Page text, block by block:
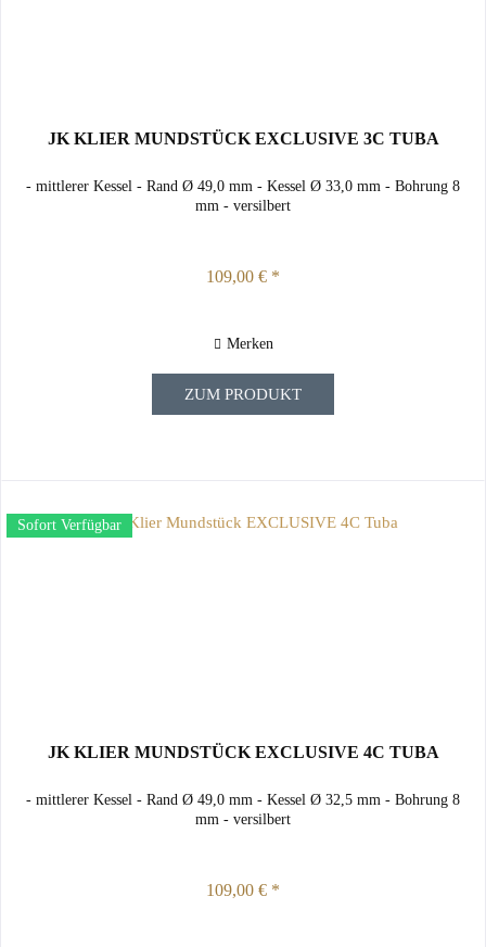
JK KLIER MUNDSTÜCK EXCLUSIVE 3C TUBA
- mittlerer Kessel - Rand Ø 49,0 mm - Kessel Ø 33,0 mm - Bohrung 8
mm - versilbert
109,00 € *
Merken
ZUM PRODUKT
Sofort Verfügbar
JK KLIER MUNDSTÜCK EXCLUSIVE 4C TUBA
- mittlerer Kessel - Rand Ø 49,0 mm - Kessel Ø 32,5 mm - Bohrung 8
mm - versilbert
109,00 € *